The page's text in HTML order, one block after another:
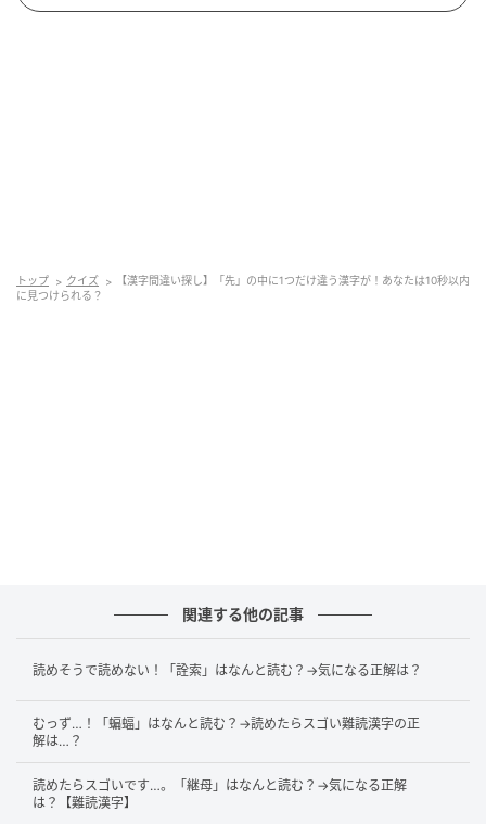
さあ、それでは正解を発表します！
「先」は、「止（し）」と「儿（じん）」が組み合わ
さってできた漢字です。「止」はもともと足跡を表す
ものでしたが、そこから転じて「行く」という意味を
持つようになりました。また、「儿」は「人」を意味
します。「人（儿）」よりも上に「行く（止）」があ
ることから、「先」は「他よりも先頭に出る」という
トップ クイズ
【漢字間違い探し】「先」の中に1つだけ違う漢字が！あなたは10秒以内
に見つけられる？
関連する他の記事
読めそうで読めない！「詮索」はなんと読む？→気になる正解は？
むっず…！「蝙蝠」はなんと読む？→読めたらスゴい難読漢字の正
解は…？
読めたらスゴいです…。「継母」はなんと読む？→気になる正解
は？【難読漢字】